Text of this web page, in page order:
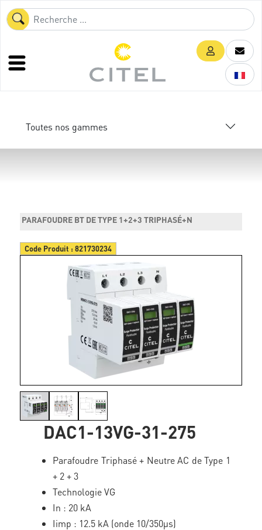
Toutes nos gammes
PARAFOUDRE BT DE TYPE 1+2+3 TRIPHASÉ+N
Code Produit :821730234
DAC1-13VG-31-275
Parafoudre Triphasé + Neutre AC de Type 1
+ 2 + 3
Technologie VG
In : 20 kA
Iimp : 12.5 kA (onde 10/350µs)